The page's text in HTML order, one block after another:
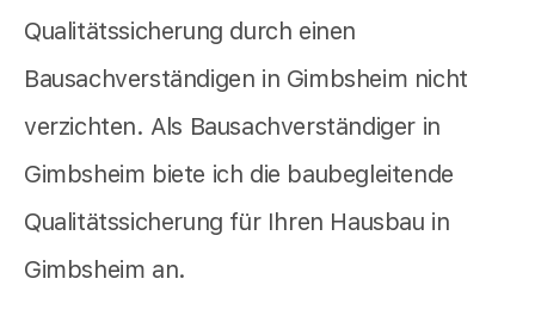
Qualitätssicherung durch einen
Bausachverständigen in Gimbsheim nicht
verzichten. Als Bausachverständiger in
Gimbsheim biete ich die baubegleitende
Qualitätssicherung für Ihren Hausbau in
Gimbsheim an.